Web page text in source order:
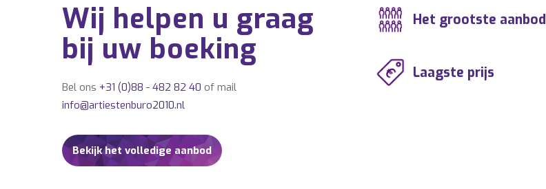
Wij helpen u graag
bij uw boeking
Bel ons +31 (0)88 - 482 82 40 of mail
info@artiestenburo2010.nl
Bekijk het volledige aanbod
Het grootste aanbod
Laagste prijs